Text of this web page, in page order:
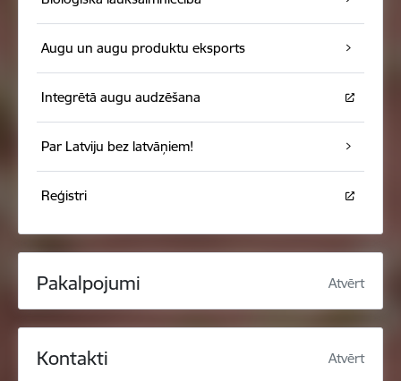
Augu un augu produktu eksports
Integrētā augu audzēšana
Par Latviju bez latvāņiem!
Reģistri
Pakalpojumi Atvērt
Kontakti Atvērt